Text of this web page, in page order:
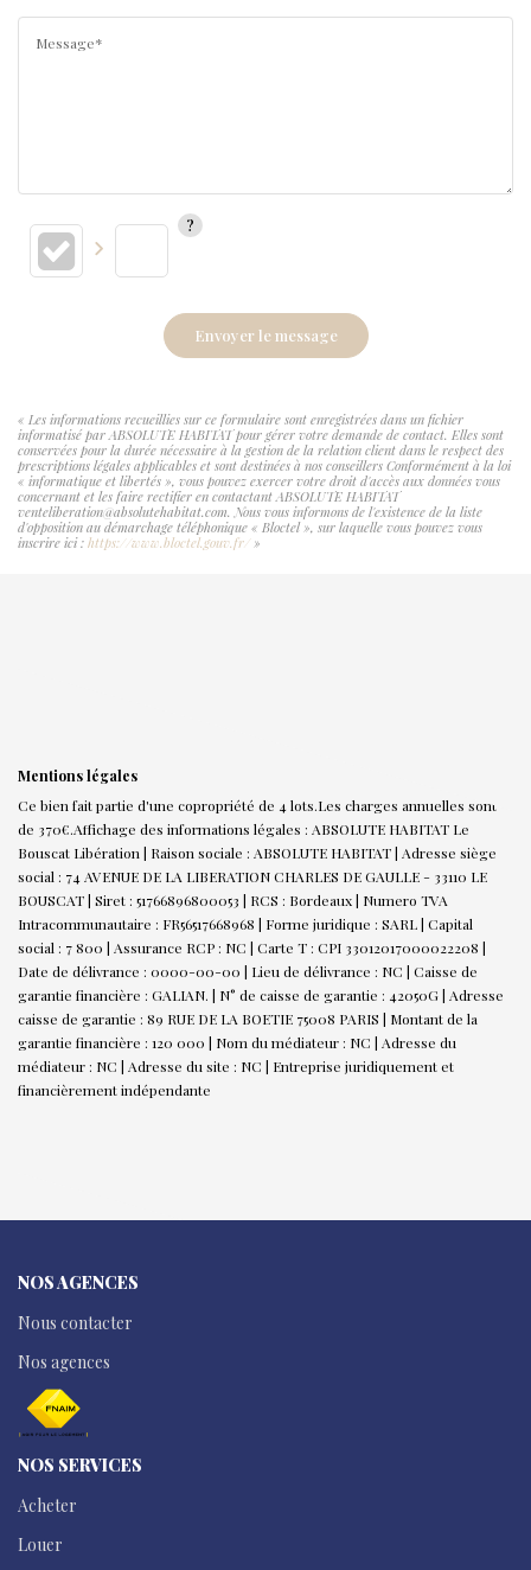
Message*
Envoyer le message
« Les informations recueillies sur ce formulaire sont enregistrées dans un fichier
informatisé par ABSOLUTE HABITAT pour gérer votre demande de contact. Elles sont
conservées pour la durée nécessaire à la gestion de la relation client dans le respect des
prescriptions légales applicables et sont destinées à nos conseillers Conformément à la loi
« informatique et libertés », vous pouvez exercer votre droit d'accès aux données vous
concernant et les faire rectifier en contactant ABSOLUTE HABITAT
venteliberation@absolutehabitat.com. Nous vous informons de l'existence de la liste
d'opposition au démarchage téléphonique « Bloctel », sur laquelle vous pouvez vous
inscrire ici : https://www.bloctel.gouv.fr/»
Mentions légales
Ce bien fait partie d'une copropriété de 4 lots.Les charges annuelles sont
de 370€.Affichage des informations légales : ABSOLUTE HABITAT Le
Bouscat Libération | Raison sociale : ABSOLUTE HABITAT | Adresse siège
social : 74 AVENUE DE LA LIBERATION CHARLES DE GAULLE - 33110 LE
BOUSCAT | Siret : 51766896800053 | RCS : Bordeaux | Numero TVA
Intracommunautaire : FR56517668968 | Forme juridique : SARL | Capital
social : 7 800 | Assurance RCP : NC | Carte T : CPI 33012017000022208 |
Date de délivrance : 0000-00-00 | Lieu de délivrance : NC | Caisse de
garantie financière : GALIAN. | N° de caisse de garantie : 42050G | Adresse
caisse de garantie : 89 RUE DE LA BOETIE 75008 PARIS | Montant de la
garantie financière : 120 000 | Nom du médiateur : NC | Adresse du
médiateur : NC | Adresse du site : NC | Entreprise juridiquement et
financièrement indépendante
NOS AGENCES
Nous contacter
Nos agences
NOS SERVICES
Acheter
Louer